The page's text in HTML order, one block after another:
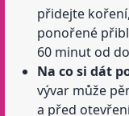
přidejte
ponořené
60 minut od
Na co si dát
vývar může
a před